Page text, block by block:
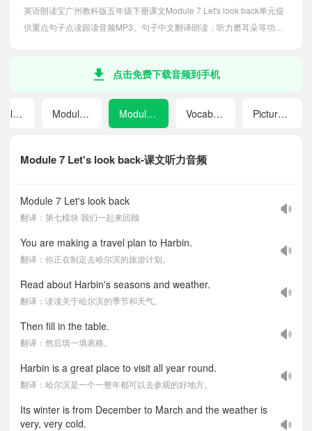
英语朗读宝广州教科版五年级下册课文Module 7 Let's look back单元提
供重点句子点读跟读音频MP3、句子中文翻译朗读，听力磨耳朵等功
点击免费下载音频到手机
Module 7 Let's look back-课文听力音频
Module 7 Let's look back
翻译：第七模块 我们一起来回顾
You are making a travel plan to Harbin.
翻译：你正在制定去哈尔滨的旅游计划。
Read about Harbin's seasons and weather.
翻译：读读关于哈尔滨的季节和天气。
Then fill in the table.
翻译：然后填一填表格。
Harbin is a great place to visit all year round.
翻译：哈尔滨是一个一整年都可以去参观的好地方。
Its winter is from December to March and the weather is
very, very cold.
Module 5 Safety Module 6 Directions Module 7 Let's look back Vocabulary Picture dictionary